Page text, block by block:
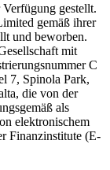
gestellt.
gemäß ihrer
und beworben.
mit
C
7, Spinola Park,
die von der
als
elektronischem
Finanzinstitute (E-